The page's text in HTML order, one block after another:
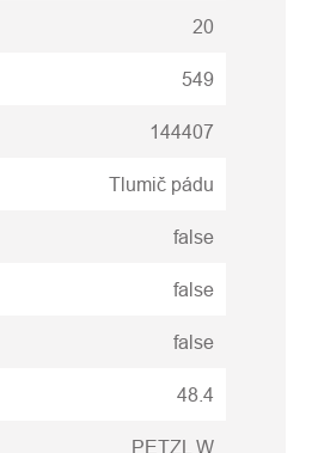
20
549
144407
Tlumič pádu
false
false
false
48.4
PETZL W